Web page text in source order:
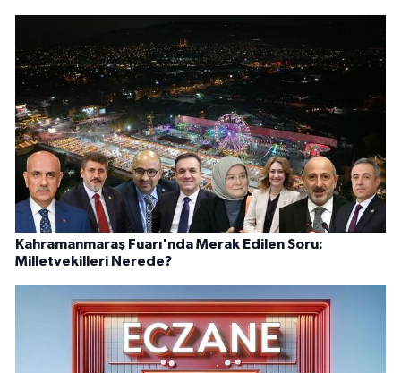
Kahramanmaraş Fuarı'nda Merak Edilen Soru:
Milletvekilleri Nerede?